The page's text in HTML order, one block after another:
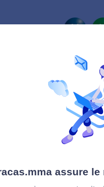
La route
assure